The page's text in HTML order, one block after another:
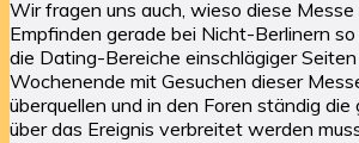
Wir fragen uns auch, wieso diese Messe
Empfinden gerade bei Nicht-Berlinern
die Dating-Bereiche einschlägiger
Wochenende mit Gesuchen dieser
überquellen und in den Foren ständig die
über das Ereignis verbreitet werden